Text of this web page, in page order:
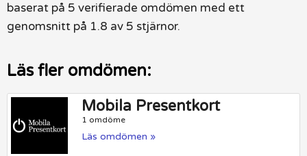
baserat på 5 verifierade omdömen med ett
genomsnitt på 1.8 av 5 stjärnor.
Läs fler omdömen:
Mobila Presentkort
1 omdöme
Läs omdömen »